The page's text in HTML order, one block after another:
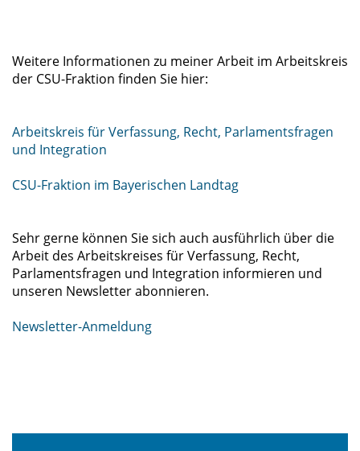
Weitere Informationen zu meiner Arbeit im Arbeitskreis
der CSU-Fraktion finden Sie hier:
Arbeitskreis für Verfassung, Recht, Parlamentsfragen
und Integration
CSU-Fraktion im Bayerischen Landtag
Sehr gerne können Sie sich auch ausführlich über die
Arbeit des Arbeitskreises für Verfassung, Recht,
Parlamentsfragen und Integration informieren und
unseren Newsletter abonnieren.
Newsletter-Anmeldung